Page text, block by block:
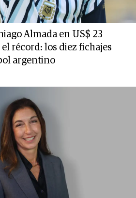
Almada en US$ 23
récord: los diez fichajes
argentino